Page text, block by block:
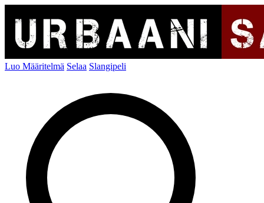
Luo Määritelmä Selaa Slangipeli